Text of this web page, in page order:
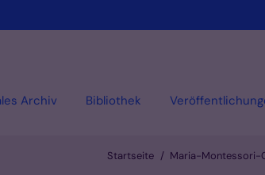
Archiv Bibliothek
Startseite Maria-Montessori-